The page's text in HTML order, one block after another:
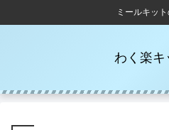
ミールキット
わく楽キ